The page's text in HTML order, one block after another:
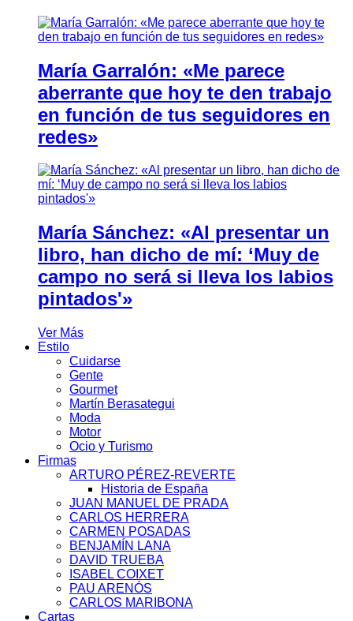
María Garralón: «Me parece
aberrante que hoy te den trabajo
en función de tus seguidores en
redes»
María Sánchez: «Al presentar un
libro, han dicho de mí: ‘Muy de
campo no será si lleva los labios
pintados'»
Ver Más
Estilo
Cuidarse
Gente
Gourmet
Martín Berasategui
Moda
Motor
Ocio y Turismo
Firmas
ARTURO PÉREZ-REVERTE
Historia de España
JUAN MANUEL DE PRADA
CARLOS HERRERA
CARMEN POSADAS
BENJAMÍN LANA
DAVID TRUEBA
ISABEL COIXET
PAU ARENÓS
CARLOS MARIBONA
Cartas